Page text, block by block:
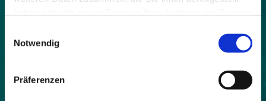
Notwendig
Präferenzen
Grundlegend für das Gelingen des Projektes ist die
wohlwollende Rückendeckung und eine Sensibilität
Gemeindeverwaltung. Besonders bei einer
Interessen seitens Tourismus, Landwirtschaft und
Naturschutz, wie es bei diesem Projekt der Fall ist,